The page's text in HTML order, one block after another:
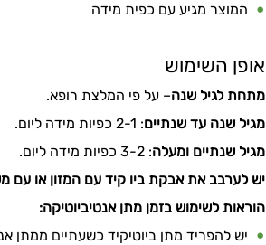
המוצר מגיע עם כפית מידה
אופן השימוש
מתחת לגיל שנה– על פי המלצת רופא.
מגיל שנה עד שנתיים: 2-1 כפיות מידה ליום.
מגיל שנתיים ומעלה: 3-2 כפיות מידה ליום
.
יש לערבב את אבקת ביו קיד עם המזון או עם
הוראות לשימוש בזמן מתן אנטיביוטיקה:
יש להפריד מתן ביוטיקיד כשעתיים ממתן